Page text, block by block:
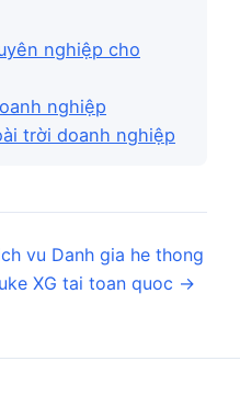
nghiệp cho
nghiệp
trời doanh nghiệp
vu Danh gia he thong
XG tai toan quoc →